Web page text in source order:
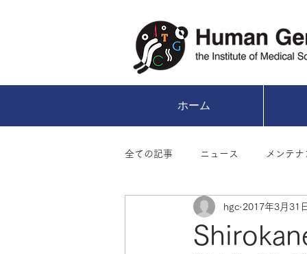
ホーム
全ての記事 ニュース メンテナ
アーカイブ hgc 2017年3月31